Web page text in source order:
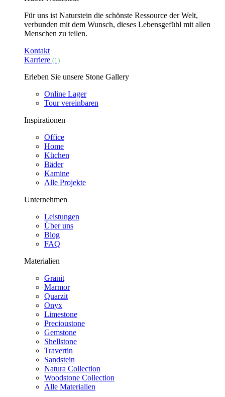
Für uns ist Naturstein die schönste Ressource der Welt,
verbunden mit dem Wunsch, dieses Lebensgefühl mit allen
Menschen zu teilen.
Kontakt
Karriere (1)
Erleben Sie unsere Stone Gallery
Online Lager
Tour vereinbaren
Inspirationen
Office
Home
Küchen
Bäder
Kamine
Alle Projekte
Unternehmen
Leistungen
Über uns
Blog
FAQ
Materialien
Granit
Marmor
Quarzit
Onyx
Limestone
Precioustone
Gemstone
Shellstone
Travertin
Sandstein
Natura Collection
Woodstone Collection
Alle Materialien